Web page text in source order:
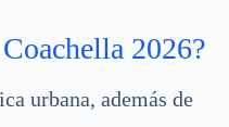
2026?
urbana, además de